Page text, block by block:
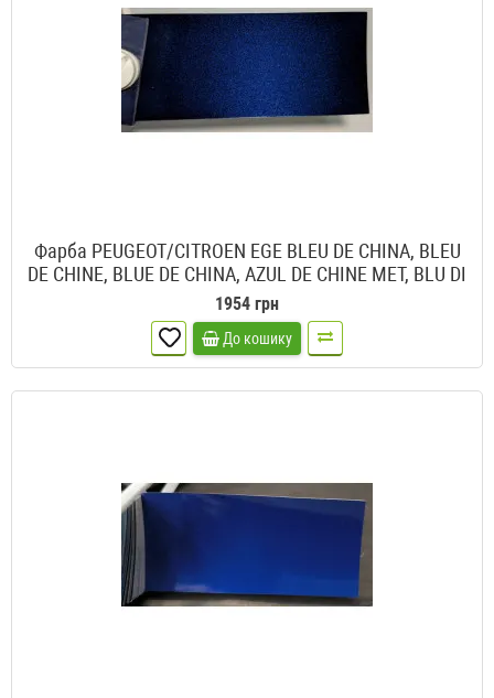
Фарба PEUGEOT/CITROEN EGE BLEU DE CHINA, BLEU
DE CHINE, BLUE DE CHINA, AZUL DE CHINE MET, BLU DI
CINA
1954 грн
До кошику